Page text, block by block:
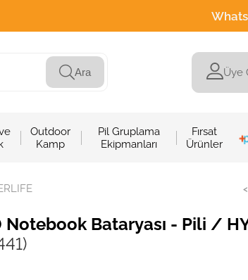
Ara Üye
Outdoor
Kamp
Pil Gruplama
Ekipmanları
Fırsat
Ürünler
Bataryası - Pili /